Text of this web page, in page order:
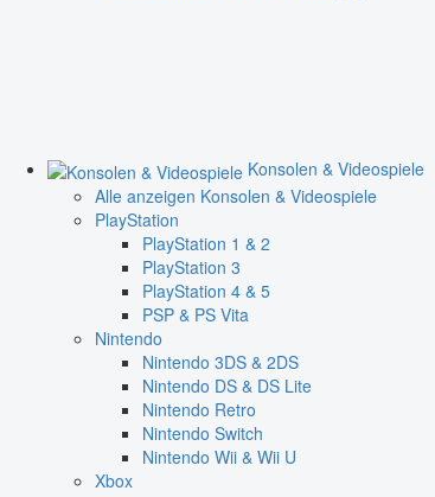
Konsolen & Videospiele
Alle anzeigen Konsolen & Videospiele
PlayStation
PlayStation 1 & 2
PlayStation 3
PlayStation 4 & 5
PSP & PS Vita
Nintendo
Nintendo 3DS & 2DS
Nintendo DS & DS Lite
Nintendo Retro
Nintendo Switch
Nintendo Wii & Wii U
Xbox